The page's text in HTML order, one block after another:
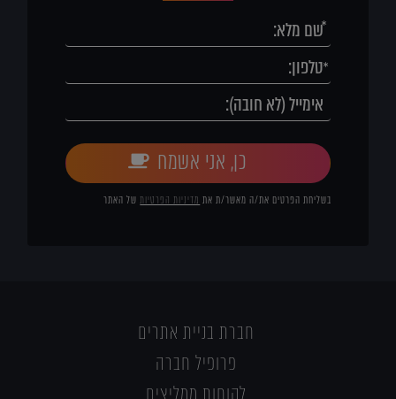
כן, אני אשמח
בשליחת הפרטים את/ה מאשר/ת את מדיניות הפרטיותשל האתר
חברת בניית אתרים
פרופיל חברה